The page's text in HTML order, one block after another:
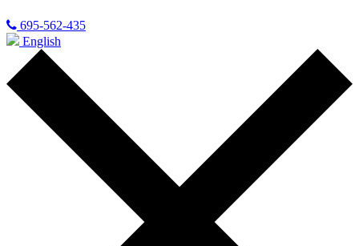
695-562-435
English